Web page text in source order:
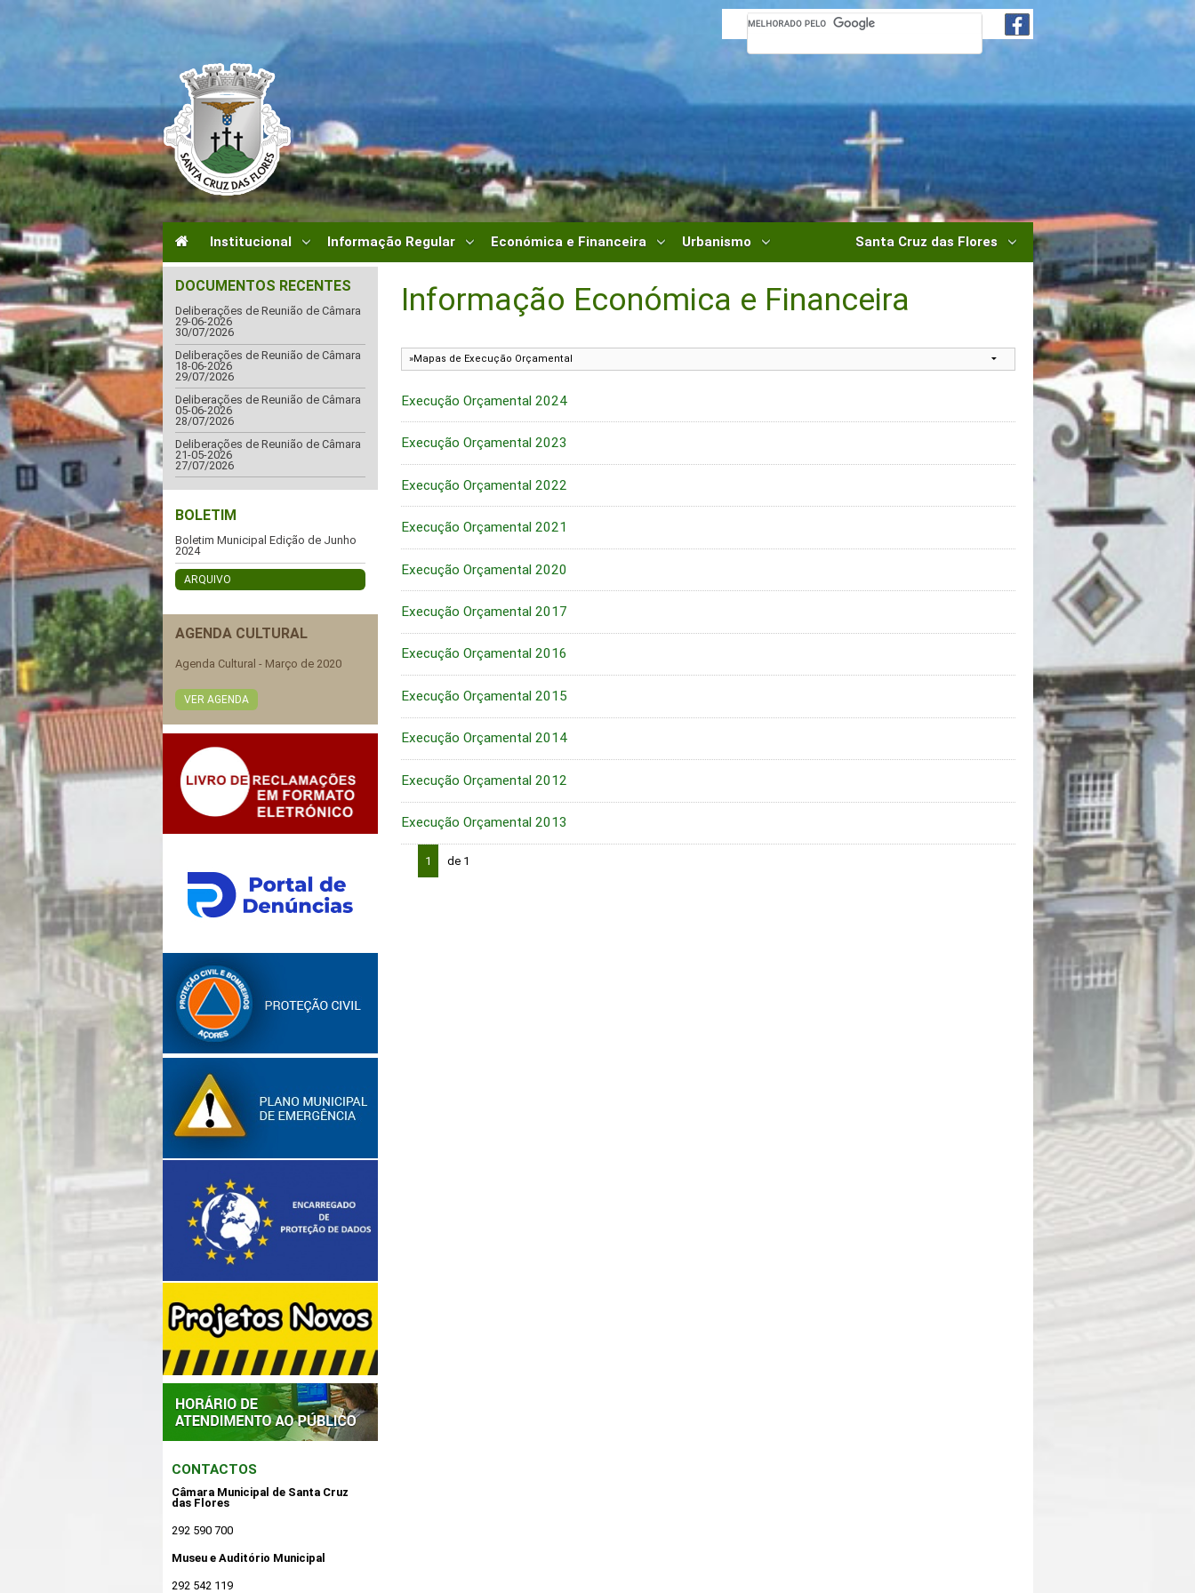
Institucional Informação Regular Económica e Financeira Urbanismo Santa Cruz das Flores
DOCUMENTOS RECENTES
Deliberações de Reunião de Câmara
29-06-2026
30/07/2026
Deliberações de Reunião de Câmara
18-06-2026
29/07/2026
Deliberações de Reunião de Câmara
05-06-2026
28/07/2026
Deliberações de Reunião de Câmara
21-05-2026
27/07/2026
BOLETIM
Boletim Municipal Edição de Junho
2024
ARQUIVO
AGENDA CULTURAL
Agenda Cultural - Março de 2020
VER AGENDA
CONTACTOS
Câmara Municipal de Santa Cruz
das Flores
292 590 700
Museu e Auditório Municipal
292 542 119
Informação Económica e Financeira
Execução Orçamental 2024
Execução Orçamental 2023
Execução Orçamental 2022
Execução Orçamental 2021
Execução Orçamental 2020
Execução Orçamental 2017
Execução Orçamental 2016
Execução Orçamental 2015
Execução Orçamental 2014
Execução Orçamental 2012
Execução Orçamental 2013
1 de 1